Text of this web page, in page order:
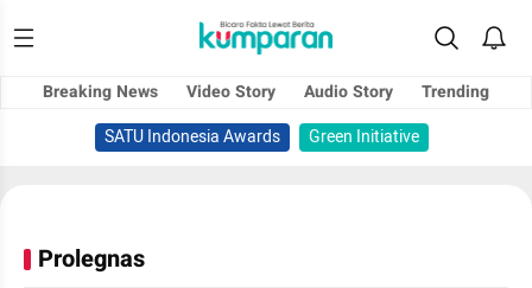
Breaking News Video Story Audio Story
Trending
SATU Indonesia Awards
Green Initiative
Prolegnas